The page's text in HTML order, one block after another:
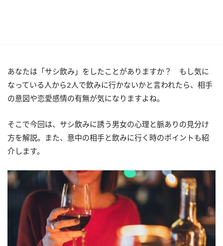
あなたは「サシ飲み」をしたことがありますか？ もし気に
なっている人から2人で飲みに行かないかと言われたら、相手
の意図や恋愛感情の有無が気になりますよね。
そこで今回は、サシ飲みに誘う男女の心理と脈ありの見分け
方を解説。また、意中の相手と飲みに行く時のポイントも紹
介します。